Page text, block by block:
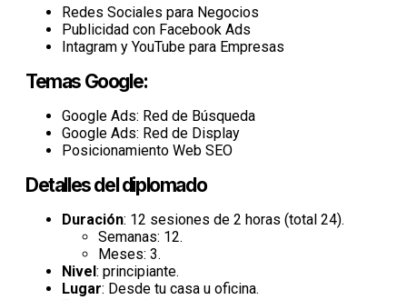
Redes Sociales para Negocios
Publicidad con Facebook Ads
Intagram y YouTube para Empresas
Temas Google:
Google Ads: Red de Búsqueda
Google Ads: Red de Display
Posicionamiento Web SEO
Detalles del diplomado
Duración: 12 sesiones de 2 horas (total 24).
Semanas: 12.
Meses: 3.
Nivel: principiante.
Lugar: Desde tu casa u oficina.